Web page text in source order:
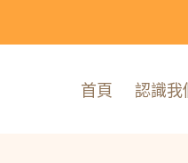
首頁 認識我